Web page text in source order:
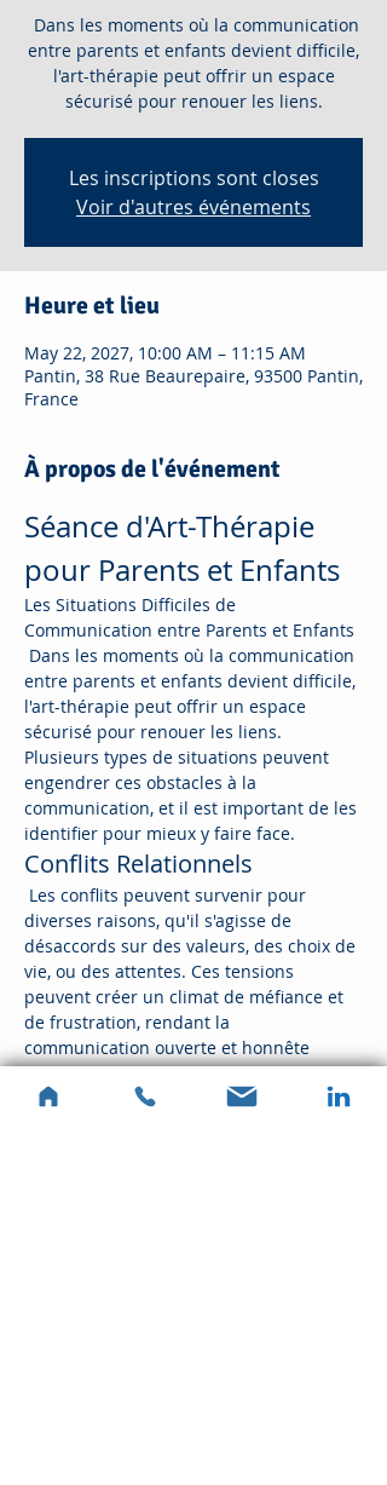
Dans les moments où la communication
entre parents et enfants devient difficile,
l'art-thérapie peut offrir un espace
sécurisé pour renouer les liens.
Les inscriptions sont closes
Voir d'autres événements
Heure et lieu
May 22, 2027, 10:00 AM – 11:15 AM
Pantin, 38 Rue Beaurepaire, 93500 Pantin,
France
À propos de l'événement
Séance d'Art-Thérapie
pour Parents et Enfants
Les Situations Difficiles de
Communication entre Parents et Enfants
Dans les moments où la communication
entre parents et enfants devient difficile,
l'art-thérapie peut offrir un espace
sécurisé pour renouer les liens.
Plusieurs types de situations peuvent
engendrer ces obstacles à la
communication, et il est important de les
identifier pour mieux y faire face.
Conflits Relationnels
Les conflits peuvent survenir pour
diverses raisons, qu'il s'agisse de
désaccords sur des valeurs, des choix de
vie, ou des attentes. Ces tensions
peuvent créer un climat de méfiance et
de frustration, rendant la
communication ouverte et honnête
presque impossible. L'art-thérapie
permet aux membres de la famille